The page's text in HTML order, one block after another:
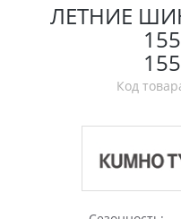
ЛЕТНИЕ
Код